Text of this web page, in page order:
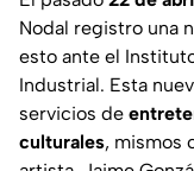
Nodal registro una
esto ante el
Industrial. Esta
servicios de
culturales, mismos